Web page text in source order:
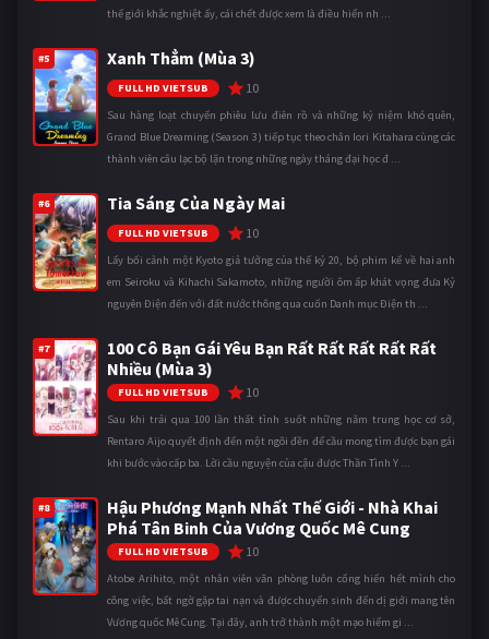
thế giới khắc nghiệt ấy, cái chết được xem là điều hiển nh ...
#5 Xanh Thẳm (Mùa 3)
FULL HD VIETSUB 10
Sau hàng loạt chuyến phiêu lưu điên rồ và những kỷ niệm khó quên,
Grand Blue Dreaming (Season 3) tiếp tục theo chân Iori Kitahara cùng các
thành viên câu lạc bộ lặn trong những ngày tháng đại học đ ...
#6 Tia Sáng Của Ngày Mai
FULL HD VIETSUB 10
Lấy bối cảnh một Kyoto giả tưởng của thế kỷ 20, bộ phim kể về hai anh
em Seiroku và Kihachi Sakamoto, những người ôm ấp khát vọng đưa Kỷ
nguyên Điện đến với đất nước thông qua cuốn Danh mục Điện th ...
#7
100 Cô Bạn Gái Yêu Bạn Rất Rất Rất Rất Rất
Nhiều (Mùa 3)
FULL HD VIETSUB 10
Sau khi trải qua 100 lần thất tình suốt những năm trung học cơ sở,
Rentaro Aijo quyết định đến một ngôi đền để cầu mong tìm được bạn gái
khi bước vào cấp ba. Lời cầu nguyện của cậu được Thần Tình Y ...
#8
Hậu Phương Mạnh Nhất Thế Giới - Nhà Khai
Phá Tân Binh Của Vương Quốc Mê Cung
FULL HD VIETSUB 10
Atobe Arihito, một nhân viên văn phòng luôn cống hiến hết mình cho
công việc, bất ngờ gặp tai nạn và được chuyển sinh đến dị giới mang tên
Vương quốc Mê Cung. Tại đây, anh trở thành một mạo hiểm gi ...